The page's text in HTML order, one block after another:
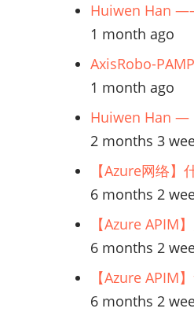
Huiwen Han
1 month ago
AxisRobo-
1 month ago
Huiwen Han —
2 months 3
【Azure网络】
6 months 2
【Azure APIM
6 months 2
【Azure APIM
6 months 2